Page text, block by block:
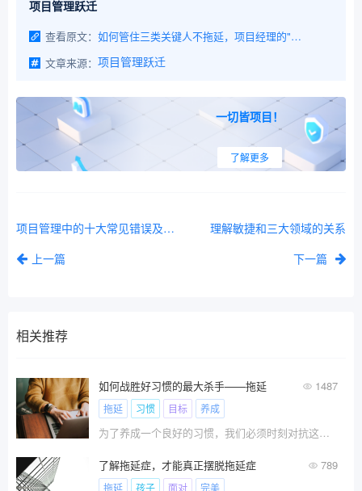
项目管理跃迁
查看原文：
如何管住三类关键人不拖延，项目经理的"救命稻草”
文章来源： 项目管理跃迁
一切皆项目！
了解更多
项目管理中的十大常见错误及其解决方案
上一篇
理解敏捷和三大领域的关系
下一篇
相关推荐
如何战胜好习惯的最大杀手——拖延 1487
拖延 习惯 目标 养成
为了养成一个良好的习惯，我们必须时刻对抗这个杀手，通过习惯单点化、习惯目标化、目标低槛化、目标动机化、目标场景化、行动环境化、行动监督化、行动工具化来战胜自己潜意识的拖延本性。
了解拖延症，才能真正摆脱拖延症 789
拖延 孩子 面对 完美